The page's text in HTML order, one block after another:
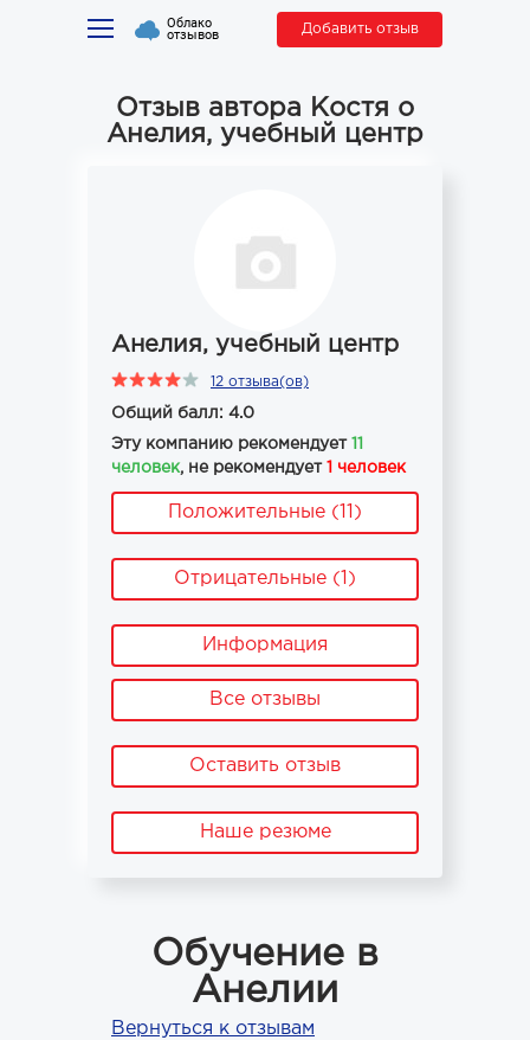
Облако
отзывов Добавить отзыв
Отзыв автора Костя о
Анелия, учебный центр
Анелия, учебный центр
12 отзыва(ов)
Общий балл: 4.0
Эту компанию рекомендует 11
человек, не рекомендует 1 человек
Положительные (11)
Отрицательные (1)
Информация
Все отзывы
Оставить отзыв
Наше резюме
Обучение в
Анелии
Вернуться к отзывам